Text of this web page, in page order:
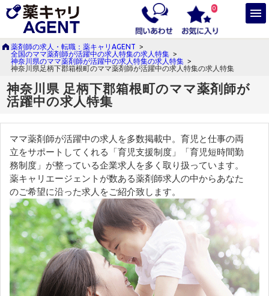
0
薬剤師の求人・転職：薬キャリAGENT >
全国のママ薬剤師が活躍中の求人特集の求人特集 >
神奈川県のママ薬剤師が活躍中の求人特集の求人特集 >
神奈川県足柄下郡箱根町のママ薬剤師が活躍中の求人特集の求人特集
神奈川県 足柄下郡箱根町のママ薬剤師が
活躍中の求人特集
ママ薬剤師が活躍中の求人を多数掲載中。育児と仕事の両
立をサポートしてくれる「育児支援制度」「育児短時間勤
務制度」が整っている企業求人を多く取り扱っています。
薬キャリエージェントが数ある薬剤師求人の中からあなた
のご希望に沿った求人をご紹介致します。